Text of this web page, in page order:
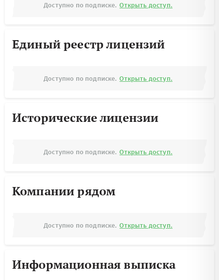
Доступно по подписке. Открыть доступ.
Единый реестр лицензий
Доступно по подписке. Открыть доступ.
Исторические лицензии
Доступно по подписке. Открыть доступ.
Компании рядом
Доступно по подписке. Открыть доступ.
Информационная выписка